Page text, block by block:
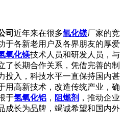
司 近年来在很多氧化镁厂家的竞
于各新老用户及各界朋友的厚爱
氧化镁技术人员和研发人员，与
了长期合作关系，凭借完善的制
投入，科技水平一直保持国内甚
用高新技术，改造传统产业，确
于氢氧化铝 ， 阻燃剂 ，推动企业
成长为品牌，竭诚希望和国内外